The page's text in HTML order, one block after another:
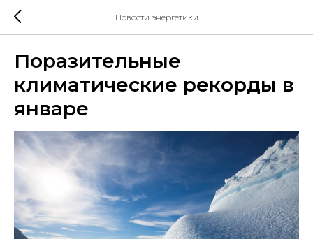
Новости энергетики
Поразительные
климатические рекорды в
январе